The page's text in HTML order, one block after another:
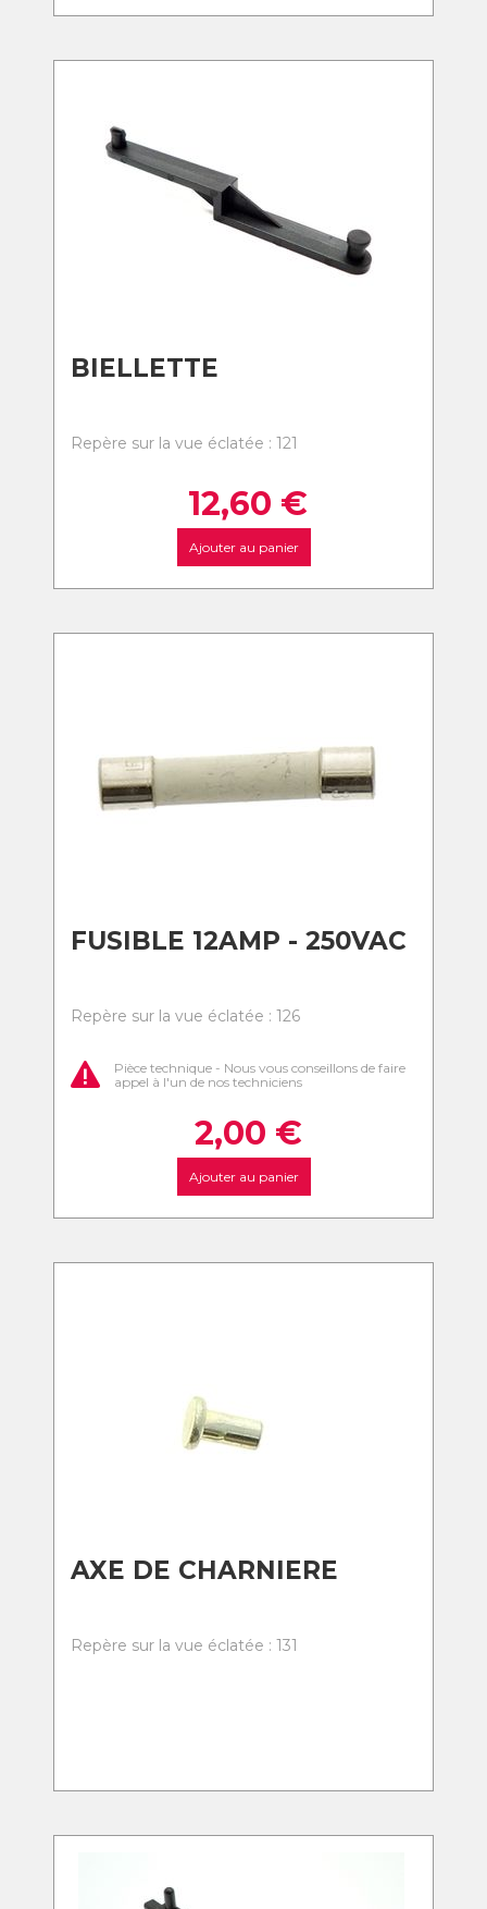
BIELLETTE
Repère sur la vue éclatée : 121
12,60 €
Ajouter au panier
FUSIBLE 12AMP - 250VAC
Repère sur la vue éclatée : 126
Pièce technique - Nous vous conseillons de faire
appel à l'un de nos techniciens
2,00 €
Ajouter au panier
AXE DE CHARNIERE
Repère sur la vue éclatée : 131